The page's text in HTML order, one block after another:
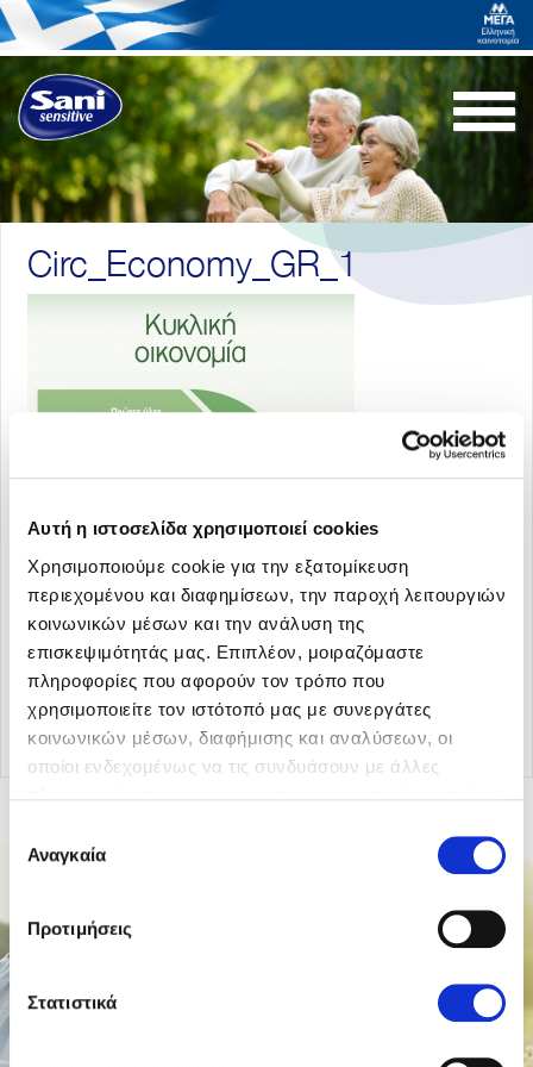
Αυτή η ιστοσελίδα χρησιμοποιεί cookies
Χρησιμοποιούμε cookie για την εξατομίκευση
περιεχομένου και διαφημίσεων, την παροχή λειτουργιών
κοινωνικών μέσων και την ανάλυση της
επισκεψιμότητάς μας. Επιπλέον, μοιραζόμαστε
πληροφορίες που αφορούν τον τρόπο που
χρησιμοποιείτε τον ιστότοπό μας με συνεργάτες
κοινωνικών μέσων, διαφήμισης και αναλύσεων, οι
οποίοι ενδεχομένως να τις συνδυάσουν με άλλες
των υπηρεσιών τους.
συγκατάθεσης
Αναγκαία
Προτιμήσεις
Στατιστικά
Circ_Economy_GR_1
Επιστροφή στα άρθρα